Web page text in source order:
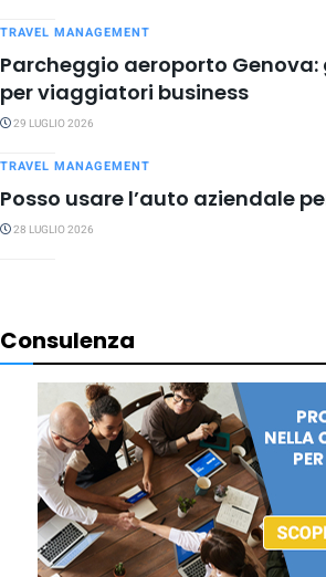
TRAVEL MANAGEMENT
Parcheggio aeroporto
per viaggiatori business
29 LUGLIO 2026
TRAVEL MANAGEMENT
Posso usare l’auto aziendale
28 LUGLIO 2026
Consulenza